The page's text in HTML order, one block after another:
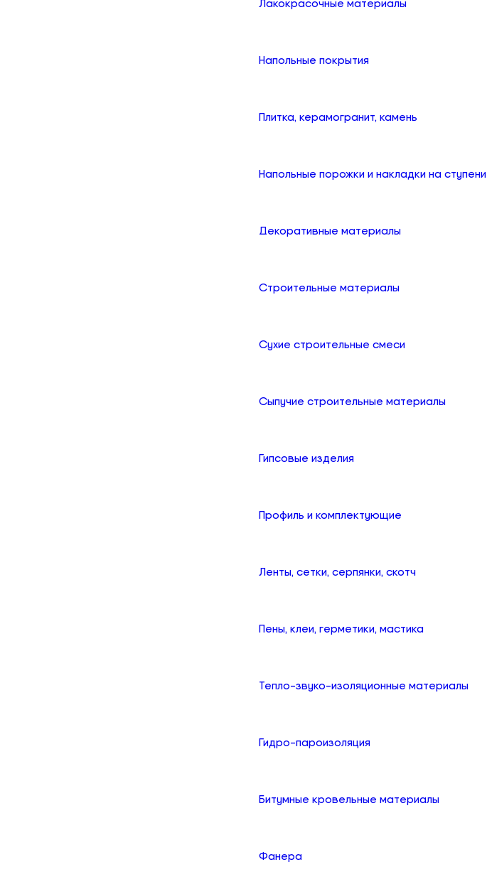
Лакокрасочные материалы
Напольные покрытия
Плитка, керамогранит, камень
Напольные порожки и накладки на ступени
Декоративные материалы
Строительные материалы
Сухие строительные смеси
Сыпучие строительные материалы
Гипсовые изделия
Профиль и комплектующие
Ленты, сетки, серпянки, скотч
Пены, клеи, герметики, мастика
Тепло-звуко-изоляционные материалы
Гидро-пароизоляция
Битумные кровельные материалы
Фанера